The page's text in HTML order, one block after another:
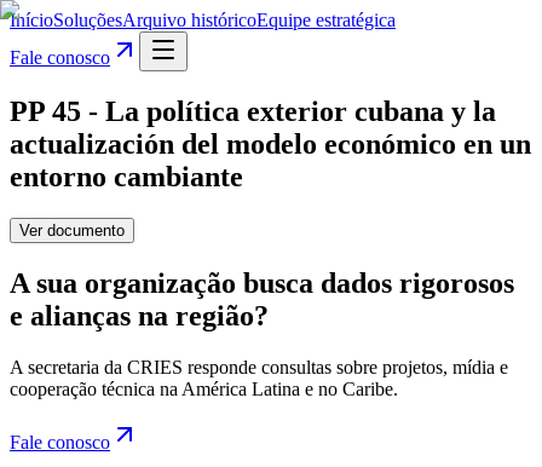
InícioSoluçõesArquivo históricoEquipe estratégica
Fale conosco
PP 45 - La política exterior cubana y la
actualización del modelo económico en un
entorno cambiante
Ver documento
A sua organização busca dados rigorosos
e alianças na região?
A secretaria da CRIES responde consultas sobre projetos, mídia e
cooperação técnica na América Latina e no Caribe.
Fale conosco